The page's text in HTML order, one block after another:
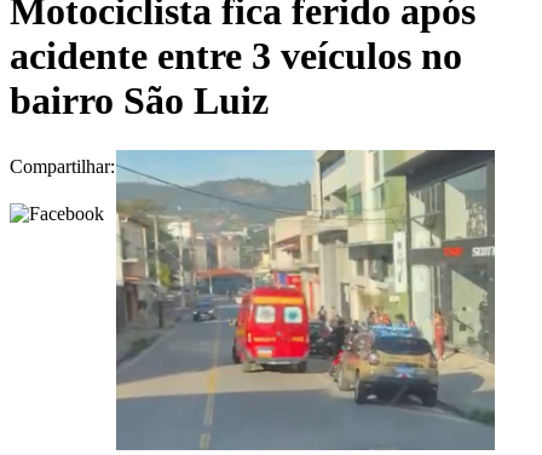
Motociclista fica ferido após
acidente entre 3 veículos no
bairro São Luiz
Compartilhar: